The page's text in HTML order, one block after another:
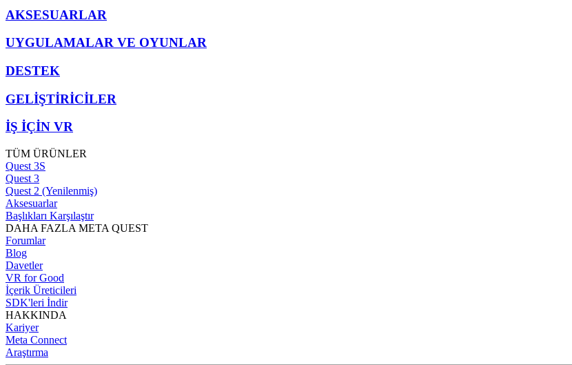
AKSESUARLAR
UYGULAMALAR VE OYUNLAR
DESTEK
GELİŞTİRİCİLER
İŞ İÇİN VR
TÜM ÜRÜNLER
Quest 3S
Quest 3
Quest 2 (Yenilenmiş)
Aksesuarlar
Başlıkları Karşılaştır
DAHA FAZLA META QUEST
Forumlar
Blog
Davetler
VR for Good
İçerik Üreticileri
SDK'leri İndir
HAKKINDA
Kariyer
Meta Connect
Araştırma